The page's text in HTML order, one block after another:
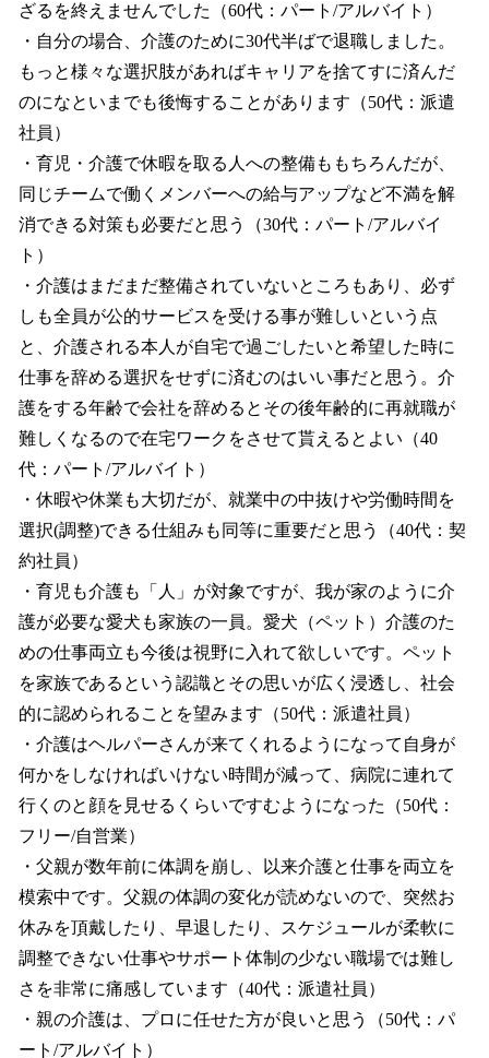
ざるを終えませんでした（60代：パート/アルバイト）
・自分の場合、介護のために30代半ばで退職しました。
もっと様々な選択肢があればキャリアを捨てすに済んだ
のになといまでも後悔することがあります（50代：派遣
社員）
・育児・介護で休暇を取る人への整備ももちろんだが、
同じチームで働くメンバーへの給与アップなど不満を解
消できる対策も必要だと思う（30代：パート/アルバイ
ト）
・介護はまだまだ整備されていないところもあり、必ず
しも全員が公的サービスを受ける事が難しいという点
と、介護される本人が自宅で過ごしたいと希望した時に
仕事を辞める選択をせずに済むのはいい事だと思う。介
護をする年齢で会社を辞めるとその後年齢的に再就職が
難しくなるので在宅ワークをさせて貰えるとよい（40
代：パート/アルバイト）
・休暇や休業も大切だが、就業中の中抜けや労働時間を
選択(調整)できる仕組みも同等に重要だと思う（40代：契
約社員）
・育児も介護も「人」が対象ですが、我が家のように介
護が必要な愛犬も家族の一員。愛犬（ペット）介護のた
めの仕事両立も今後は視野に入れて欲しいです。ペット
を家族であるという認識とその思いが広く浸透し、社会
的に認められることを望みます（50代：派遣社員）
・介護はヘルパーさんが来てくれるようになって自身が
何かをしなければいけない時間が減って、病院に連れて
行くのと顔を見せるくらいですむようになった（50代：
フリー/自営業）
・父親が数年前に体調を崩し、以来介護と仕事を両立を
模索中です。父親の体調の変化が読めないので、突然お
休みを頂戴したり、早退したり、スケジュールが柔軟に
調整できない仕事やサポート体制の少ない職場では難し
さを非常に痛感しています（40代：派遣社員）
・親の介護は、プロに任せた方が良いと思う（50代：パ
ート/アルバイト）